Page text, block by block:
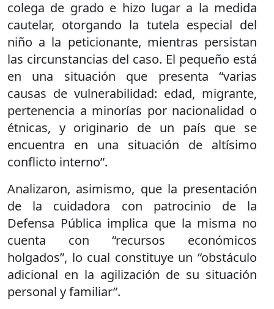
colega de grado e hizo lugar a la medida
cautelar, otorgando la tutela especial del
niño a la peticionante, mientras persistan
las circunstancias del caso. El pequeño está
en una situación que presenta “varias
causas de vulnerabilidad: edad, migrante,
pertenencia a minorías por nacionalidad o
étnicas, y originario de un país que se
encuentra en una situación de altísimo
conflicto interno”.
Analizaron, asimismo, que la presentación
de la cuidadora con patrocinio de la
Defensa Pública implica que la misma no
cuenta con “recursos económicos
holgados”, lo cual constituye un “obstáculo
adicional en la agilización de su situación
personal y familiar”.